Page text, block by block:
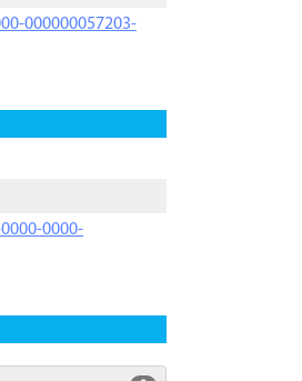
000000057203-
0000-